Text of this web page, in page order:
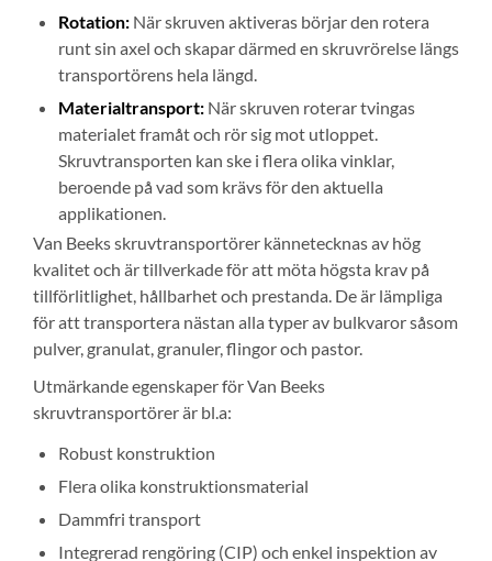
Rotation: När skruven aktiveras börjar den rotera
runt sin axel och skapar därmed en skruvrörelse längs
transportörens hela längd.
Materialtransport: När skruven roterar tvingas
materialet framåt och rör sig mot utloppet.
Skruvtransporten kan ske i flera olika vinklar,
beroende på vad som krävs för den aktuella
applikationen.
Van Beeks skruvtransportörer kännetecknas av hög
kvalitet och är tillverkade för att möta högsta krav på
tillförlitlighet, hållbarhet och prestanda. De är lämpliga
för att transportera nästan alla typer av bulkvaror såsom
pulver, granulat, granuler, flingor och pastor.
Utmärkande egenskaper för Van Beeks
skruvtransportörer är bl.a:
Robust konstruktion
Flera olika konstruktionsmaterial
Dammfri transport
Integrerad rengöring (CIP) och enkel inspektion av